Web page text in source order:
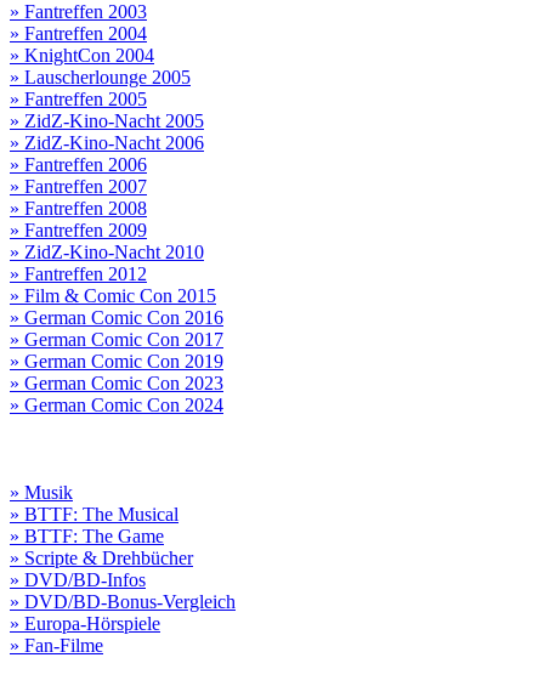
» Fantreffen 2003
» Fantreffen 2004
» KnightCon 2004
» Lauscherlounge 2005
» Fantreffen 2005
» ZidZ-Kino-Nacht 2005
» ZidZ-Kino-Nacht 2006
» Fantreffen 2006
» Fantreffen 2007
» Fantreffen 2008
» Fantreffen 2009
» ZidZ-Kino-Nacht 2010
» Fantreffen 2012
» Film & Comic Con 2015
» German Comic Con 2016
» German Comic Con 2017
» German Comic Con 2019
» German Comic Con 2023
» German Comic Con 2024
» Musik
» BTTF: The Musical
» BTTF: The Game
» Scripte & Drehbücher
» DVD/BD-Infos
» DVD/BD-Bonus-Vergleich
» Europa-Hörspiele
» Fan-Filme